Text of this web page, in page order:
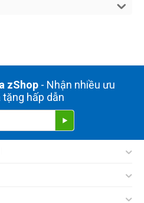
zShop- Nhận nhiều ưu
tặng hấp dẫn